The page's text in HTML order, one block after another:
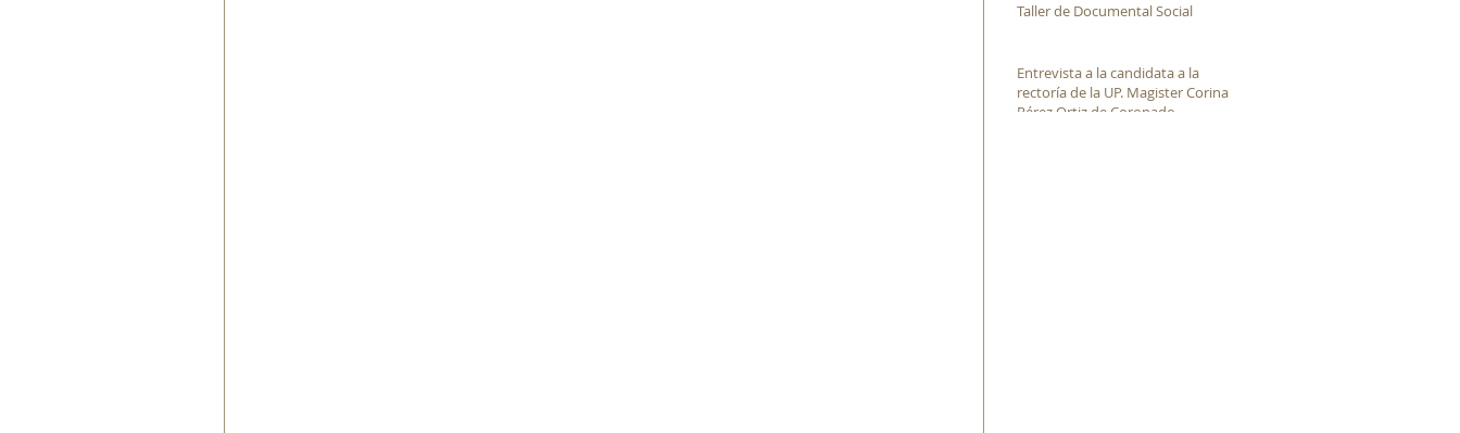
Taller de Documental Social
Entrevista a la candidata a la
rectoría de la UP. Magister Corina
Pérez Ortiz de Coronado